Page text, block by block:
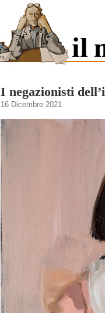
I negazionisti
16 Dicembre 2021